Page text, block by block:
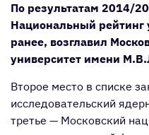
По результатам 2014/
Национальный рейтинг
ранее, возглавил
университет имени
Второе место в списке
исследовательский
третье — Московский